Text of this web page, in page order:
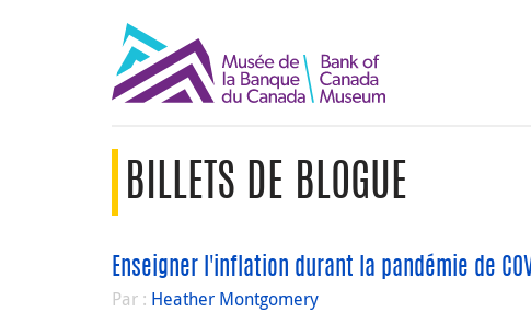
BILLETS DE BLOGUE
Enseigner l'inflation durant la pandémie de
Par : Heather Montgomery